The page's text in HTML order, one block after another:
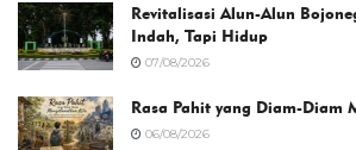
Revitalisasi Alun-Alun
Indah, Tapi Hidup
07/08/2026
Rasa Pahit yang Diam-Diam
06/08/2026